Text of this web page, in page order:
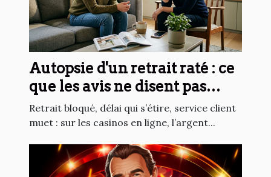
Autopsie d'un retrait raté : ce
que les avis ne disent pas
toujours
Retrait bloqué, délai qui s’étire, service client
muet : sur les casinos en ligne, l’argent...